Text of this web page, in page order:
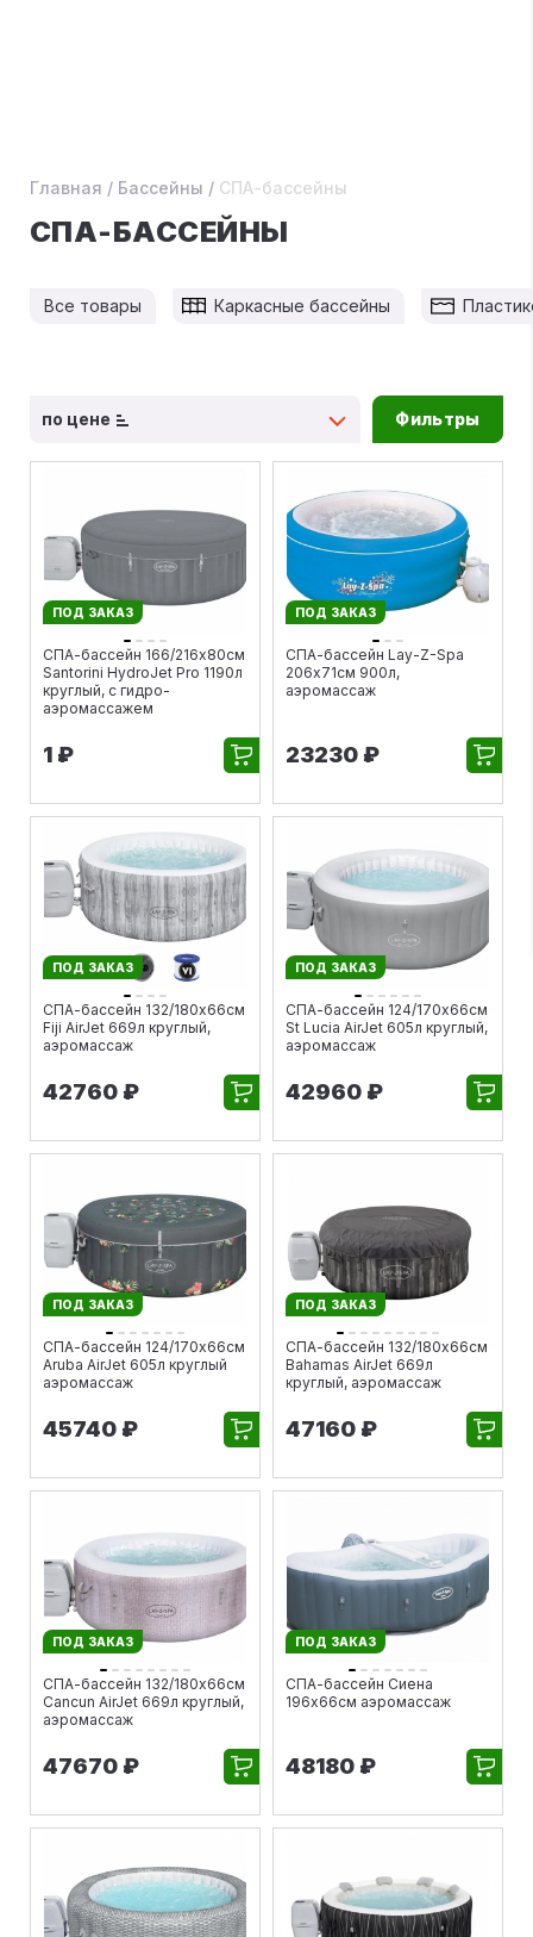
Главная / Бассейны / СПА-бассейны
СПА-БАССЕЙНЫ
Все товары Каркасные бассейны
по цене Фильтры
ПОД ЗАКАЗ
СПА-бассейн 166/216х80см
Santorini HydroJet Pro 1190л
круглый, с гидро-
аэромассажем
1 ₽
ПОД ЗАКАЗ
СПА-бассейн Lay-Z-Spa
206х71см 900л,
аэромассаж
23230 ₽
ПОД ЗАКАЗ
СПА-бассейн 132/180х66см
Fiji AirJet 669л круглый,
аэромассаж
42760 ₽
ПОД ЗАКАЗ
СПА-бассейн 124/170х66см
St Lucia AirJet 605л круглый,
аэромассаж
42960 ₽
ПОД ЗАКАЗ
СПА-бассейн 124/170х66см
Aruba AirJet 605л круглый
аэромассаж
45740 ₽
ПОД ЗАКАЗ
СПА-бассейн 132/180х66см
Bahamas AirJet 669л
круглый, аэромассаж
47160 ₽
ПОД ЗАКАЗ
СПА-бассейн 132/180х66см
Cancun AirJet 669л круглый,
аэромассаж
47670 ₽
ПОД ЗАКАЗ
СПА-бассейн Сиена
196х66см аэромассаж
48180 ₽